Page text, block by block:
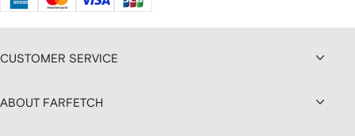
CUSTOMER SERVICE
ABOUT FARFETCH